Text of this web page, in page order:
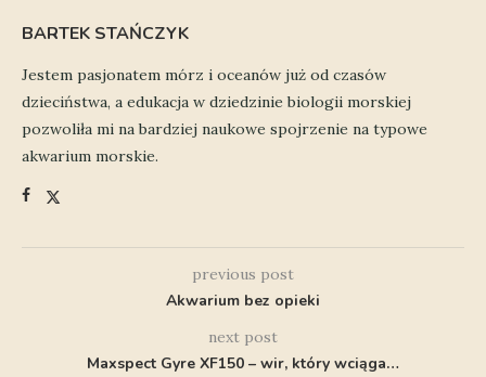
BARTEK STAŃCZYK
Jestem pasjonatem mórz i oceanów już od czasów
dzieciństwa, a edukacja w dziedzinie biologii morskiej
pozwoliła mi na bardziej naukowe spojrzenie na typowe
akwarium morskie.
previous post
Akwarium bez opieki
next post
Maxspect Gyre XF150 – wir, który wciąga…